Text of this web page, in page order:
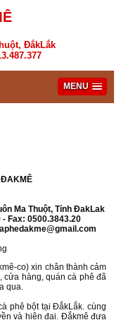
ĐắkLắk
MENU
ĐAKMÊ
Ma Thuột, Tỉnh ĐakLak
Fax: 0500.3843.20
co) xin chân thành cảm
cửa hàng, quán cà phê đã
qua.
phê bột tại ĐắkLắk. cùng
và hiện đại. Đắkmê đưa